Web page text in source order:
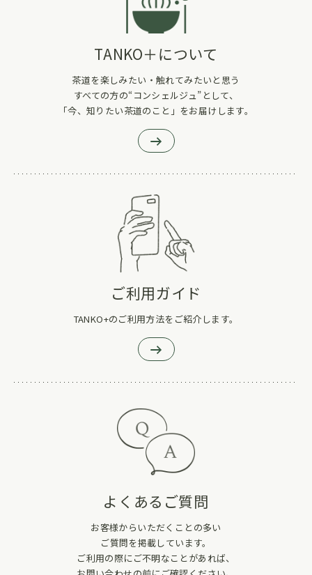
TANKO＋について
茶道を楽しみたい・触れてみたいと思う
すべての方の“コンシェルジュ”として、
「今、知りたい茶道のこと」をお届けします。
ご利用ガイド
TANKO+のご利用方法をご紹介します。
よくあるご質問
お客様からいただくことの多い
ご質問を掲載しています。
ご利用の際にご不明なことがあれば、